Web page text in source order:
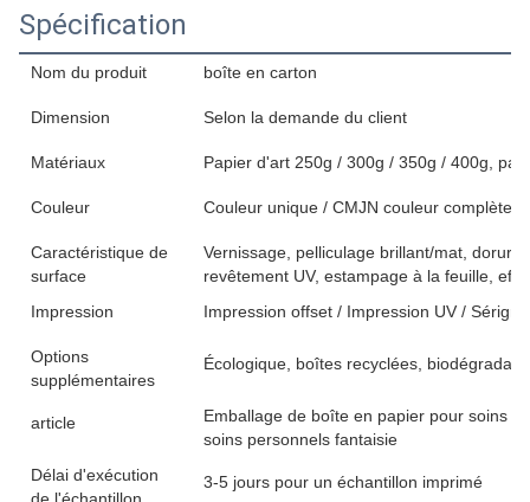
Spécification
Nom du produit boîte en carton
Dimension Selon la demande du client
Matériaux Papier d'art 250g / 300g / 350g / 400g,
Couleur Couleur unique / CMJN couleur complète /
Caractéristique de
surface
Vernissage, pelliculage brillant/mat,
revêtement UV, estampage à la feuille,
Impression
Impression offset / Impression UV /
Options
supplémentaires
Écologique, boîtes recyclées,
article
Emballage de boîte en papier pour soins
soins personnels fantaisie
Délai d'exécution
3-5 jours pour un échantillon imprimé